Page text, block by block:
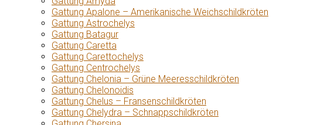
Gattung Apalone – Amerikanische Weichschildkröten
Gattung Astrochelys
Gattung Batagur
Gattung Caretta
Gattung Carettochelys
Gattung Centrochelys
Gattung Chelonia – Grüne Meeresschildkröten
Gattung Chelonoidis
Gattung Chelus – Fransenschildkröten
Gattung Chelydra – Schnappschildkröten